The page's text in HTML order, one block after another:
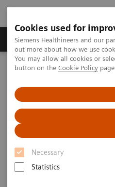
Cookies used for
Siemens Healthineers and our
out more about how we use
You may allow all cookies or
button on the Cookie Policy
Necessary
Statistics
Produits & services
Accueil
Formations &
Sécurité du patient en IRM